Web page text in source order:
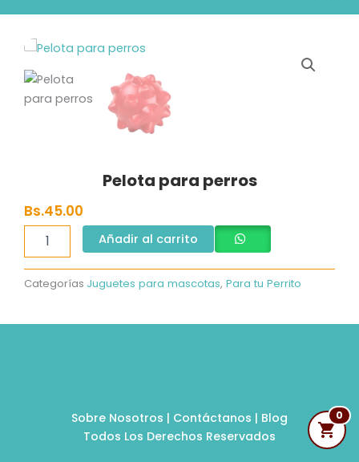
Pelota para perros
Bs.45.00
Pelota
para
cantidad
Añadir al carrito
Categorías Juguetes para mascotas, Para tu Perrito
0
Sobre Nosotros | Contáctanos | Blog
Todos Los Derechos Reservados